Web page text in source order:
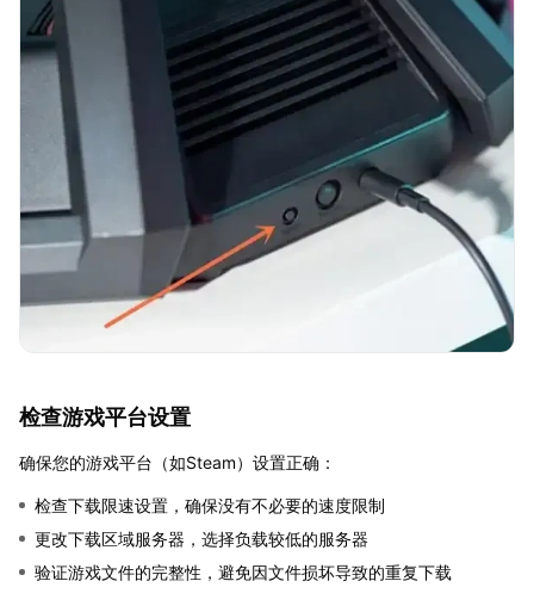
检查游戏平台设置
确保您的游戏平台（如Steam）设置正确：
检查下载限速设置，确保没有不必要的速度限制
更改下载区域服务器，选择负载较低的服务器
验证游戏文件的完整性，避免因文件损坏导致的重复下载